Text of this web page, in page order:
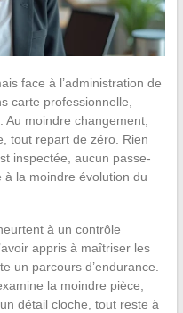
face à l’administration de
carte professionnelle,
moindre changement,
tout repart de zéro. Rien
inspectée, aucun passe-
la moindre évolution du
à un contrôle
appris à maîtriser les
un parcours d’endurance.
la moindre pièce,
détail cloche, tout reste à